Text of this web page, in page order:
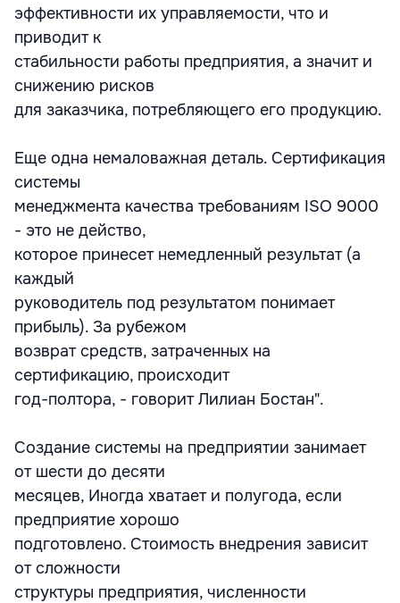
эффективности их управляемости, что и
приводит к
стабильности работы предприятия, а значит и
снижению рисков
для заказчика, потребляющего его продукцию.
Еще одна немаловажная деталь. Сертификация
системы
менеджмента качества требованиям ISO 9000
- это не действо,
которое принесет немедленный результат (а
каждый
руководитель под результатом понимает
прибыль). За рубежом
возврат средств, затраченных на
сертификацию, происходит
год-полтора, - говорит Лилиан Бостан".
Создание системы на предприятии занимает
от шести до десяти
месяцев, Иногда хватает и полугода, если
предприятие хорошо
подготовлено. Стоимость внедрения зависит
от сложности
структуры предприятия, численности